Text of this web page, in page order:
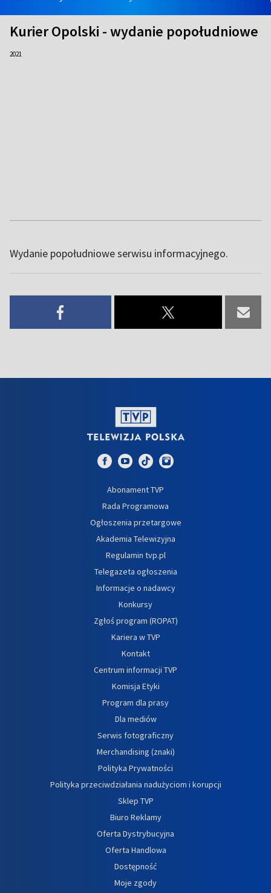
Kurier Opolski - wydanie popołudniowe
2021
Wydanie popołudniowe serwisu informacyjnego.
Abonament TVP
Rada Programowa
Ogłoszenia przetargowe
Akademia Telewizyjna
Regulamin tvp.pl
Telegazeta ogłoszenia
Informacje o nadawcy
Konkursy
Zgłoś program (ROPAT)
Kariera w TVP
Kontakt
Centrum informacji TVP
Komisja Etyki
Program dla prasy
Dla mediów
Serwis fotograficzny
Merchandising (znaki)
Polityka Prywatności
Polityka przeciwdziałania nadużyciom i korupcji
Sklep TVP
Biuro Reklamy
Oferta Dystrybucyjna
Oferta Handlowa
Dostępność
Moje zgody